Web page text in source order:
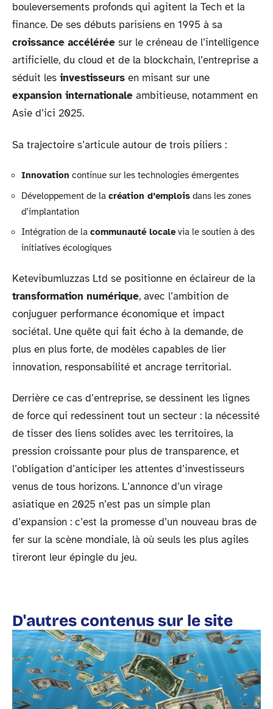
bouleversements profonds qui agitent la Tech et la
finance. De ses débuts parisiens en 1995 à sa
croissance accélérée sur le créneau de l’intelligence
artificielle, du cloud et de la blockchain, l’entreprise a
séduit les investisseurs en misant sur une
expansion internationale ambitieuse, notamment en
Asie d’ici 2025.
Sa trajectoire s’articule autour de trois piliers :
Innovation continue sur les technologies émergentes
Développement de la création d’emplois dans les zones
d’implantation
Intégration de la communauté localevia le soutien à des
initiatives écologiques
Ketevibumluzzas Ltd se positionne en éclaireur de la
transformation numérique, avec l’ambition de
conjuguer performance économique et impact
sociétal. Une quête qui fait écho à la demande, de
plus en plus forte, de modèles capables de lier
innovation, responsabilité et ancrage territorial.
Derrière ce cas d’entreprise, se dessinent les lignes
de force qui redessinent tout un secteur : la nécessité
de tisser des liens solides avec les territoires, la
pression croissante pour plus de transparence, et
l’obligation d’anticiper les attentes d’investisseurs
venus de tous horizons. L’annonce d’un virage
asiatique en 2025 n’est pas un simple plan
d’expansion : c’est la promesse d’un nouveau bras de
fer sur la scène mondiale, là où seuls les plus agiles
tireront leur épingle du jeu.
D'autres contenus sur le site